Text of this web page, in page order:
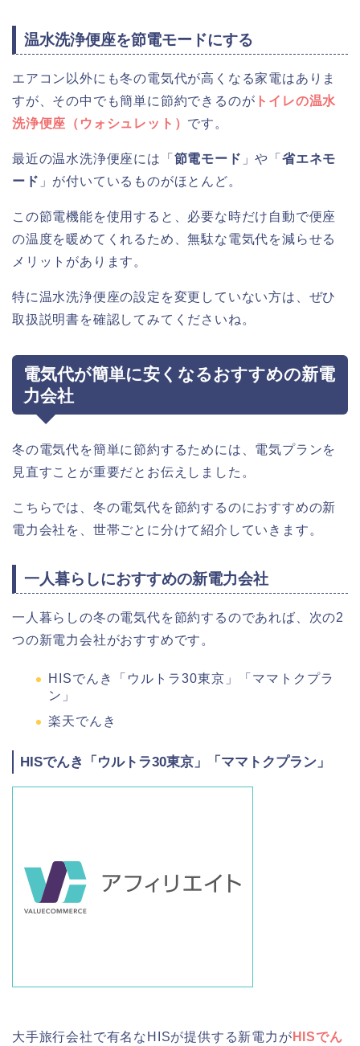
温水洗浄便座を節電モードにする
エアコン以外にも冬の電気代が高くなる家電はありま
すが、その中でも簡単に節約できるのが トイレの温水
洗浄便座（ウォシュレット） です。
最近の温水洗浄便座には「 節電モード 」や「省エネモ
ード 」が付いているものがほとんど。
この節電機能を使用すると、必要な時だけ自動で便座
の温度を暖めてくれるため、無駄な電気代を減らせる
メリットがあります。
特に温水洗浄便座の設定を変更していない方は、ぜひ
取扱説明書を確認してみてくださいね。
電気代が簡単に安くなるおすすめの新電
力会社
冬の電気代を簡単に節約するためには、電気プランを
見直すことが重要だとお伝えしました。
こちらでは、冬の電気代を節約するのにおすすめの新
電力会社を、世帯ごとに分けて紹介していきます。
一人暮らしにおすすめの新電力会社
一人暮らしの冬の電気代を節約するのであれば、次の2
つの新電力会社がおすすめです。
HISでんき「ウルトラ30東京」「ママトクプラ
ン」
楽天でんき
HISでんき「ウルトラ30東京」「ママトクプラン」
大手旅行会社で有名なHISが提供する新電力が HISでん